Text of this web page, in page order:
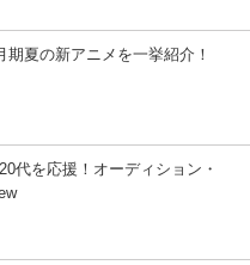
期夏の新アニメを一挙紹介！
代を応援！オーディション・